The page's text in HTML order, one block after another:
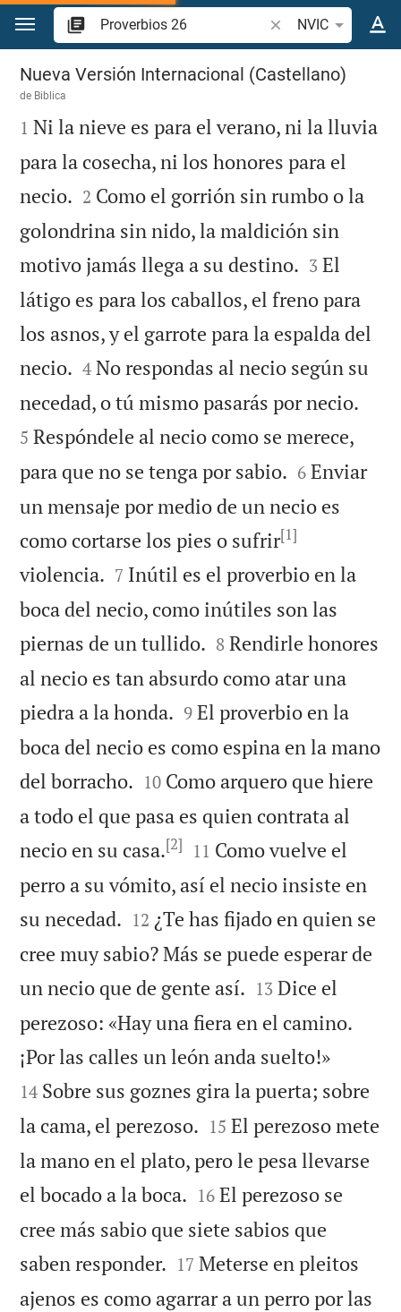
Ir a un contenido
Buscar versículo
NVIC
Proverbios 26
Nueva Versión Internacional (Castellano)
de Biblica

1 Ni la nieve es para el verano, ni la lluvia
para la cosecha, ni los honores para el
necio. 

2 Como el gorrión sin rumbo o la
golondrina sin nido, la maldición sin
motivo jamás llega a su destino. 

3 El
látigo es para los caballos, el freno para
los asnos, y el garrote para la espalda del
necio. 

4 No respondas al necio según su
necedad, o tú mismo pasarás por necio.
5 Respóndele al necio como se merece,
para que no se tenga por sabio. 

6 Enviar
un mensaje por medio de un necio es
como cortarse los pies o sufrir[1]
violencia. 

7 Inútil es el proverbio en la
boca del necio, como inútiles son las
piernas de un tullido. 

8 Rendirle honores
al necio es tan absurdo como atar una
piedra a la honda. 

9 El proverbio en la
boca del necio es como espina en la mano
del borracho. 

10 Como arquero que hiere
a todo el que pasa es quien contrata al
necio en su casa.[2] 

11 Como vuelve el
perro a su vómito, así el necio insiste en
su necedad. 

12 ¿Te has fijado en quien se
cree muy sabio? Más se puede esperar de
un necio que de gente así. 

13 Dice el
perezoso: «Hay una fiera en el camino.
¡Por las calles un león anda suelto!»
14 Sobre sus goznes gira la puerta; sobre
la cama, el perezoso. 

15 El perezoso mete
la mano en el plato, pero le pesa llevarse
el bocado a la boca. 

16 El perezoso se
cree más sabio que siete sabios que
saben responder. 

17 Meterse en pleitos
ajenos es como agarrar a un perro por las